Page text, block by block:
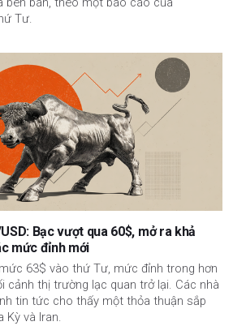
Tư.
Bạc vượt qua 60$, mở ra khả
mức đỉnh mới
63$ vào thứ Tư, mức đỉnh trong hơn
cảnh thị trường lạc quan trở lại. Các nhà
tin tức cho thấy một thỏa thuận sắp
Kỳ và Iran.